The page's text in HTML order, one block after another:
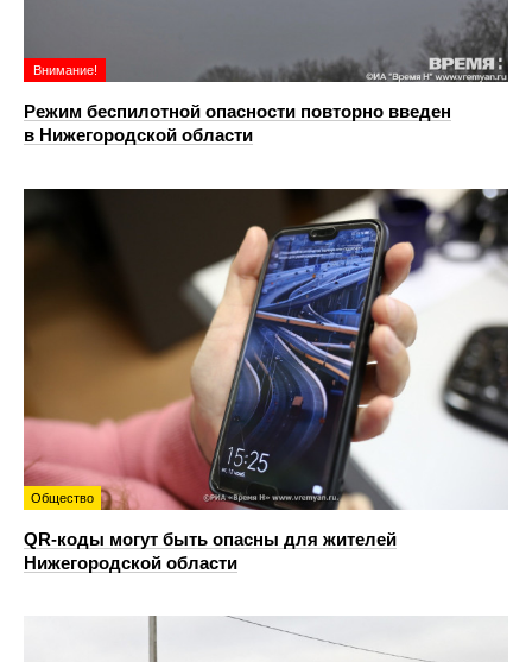
Внимание!
Режим беспилотной опасности повторно введен
в Нижегородской области
Общество
QR-коды могут быть опасны для жителей
Нижегородской области